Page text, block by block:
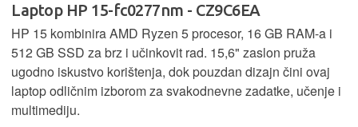
Laptop HP 15-fc0277nm - CZ9C6EA
HP 15 kombinira AMD Ryzen 5 procesor, 16 GB RAM-a i
512 GB SSD za brz i učinkovit rad. 15,6" zaslon pruža
ugodno iskustvo korištenja, dok pouzdan dizajn čini ovaj
laptop odličnim izborom za svakodnevne zadatke, učenje i
multimediju.